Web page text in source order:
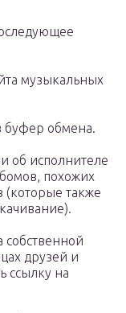
музыкальных
буфер обмена.
об исполнителе
похожих
(которые также
собственной
друзей и
ссылку на